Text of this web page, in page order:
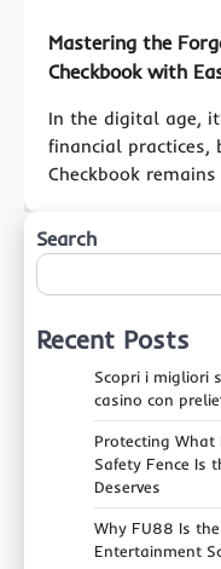
Mastering the
Checkbook with
In the digital age,
financial practices,
Checkbook
Search
Recent Posts
Scopri i migliori
casino con
Protecting What
Safety Fence Is
Deserves
Why FU88 Is the
Entertainment